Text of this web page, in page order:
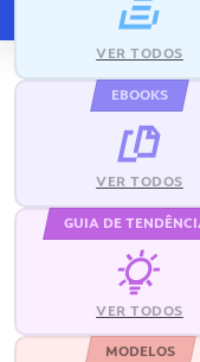
VER TODOS
EBOOKS
VER TODOS
GUIA DE
VER TODOS
MODELOS